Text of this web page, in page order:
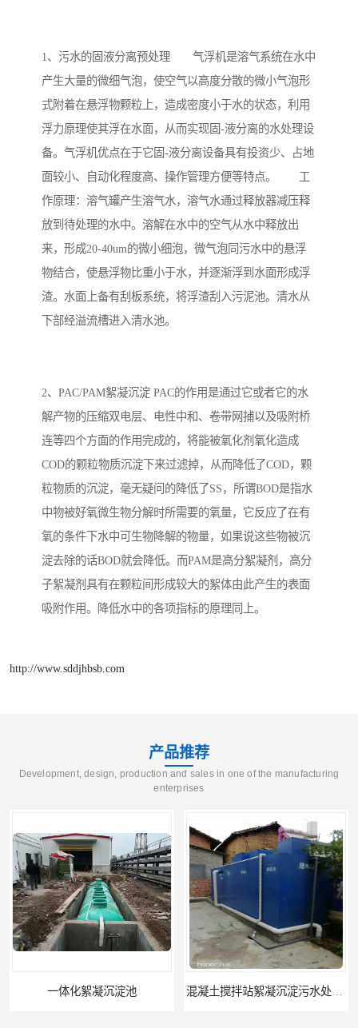
1、污水的固液分离预处理 气浮机是溶气系统在水中
产生大量的微细气泡，使空气以高度分散的微小气泡形
式附着在悬浮物颗粒上，造成密度小于水的状态，利用
浮力原理使其浮在水面，从而实现固-液分离的水处理设
备。气浮机优点在于它固-液分离设备具有投资少、占地
面较小、自动化程度高、操作管理方便等特点。 工
作原理：溶气罐产生溶气水，溶气水通过释放器减压释
放到待处理的水中。溶解在水中的空气从水中释放出
来，形成20-40um的微小细泡，微气泡同污水中的悬浮
物结合，使悬浮物比重小于水，并逐渐浮到水面形成浮
渣。水面上备有刮板系统，将浮渣刮入污泥池。清水从
下部经溢流槽进入清水池。
2、PAC/PAM絮凝沉淀 PAC的作用是通过它或者它的水
解产物的压缩双电层、电性中和、卷带网捕以及吸附桥
连等四个方面的作用完成的，将能被氧化剂氧化造成
COD的颗粒物质沉淀下来过滤掉，从而降低了COD，颗
粒物质的沉淀，毫无疑问的降低了SS，所谓BOD是指水
中物被好氧微生物分解时所需要的氧量，它反应了在有
氧的条件下水中可生物降解的物量，如果说这些物被沉
淀去除的话BOD就会降低。而PAM是高分絮凝剂，高分
子絮凝剂具有在颗粒间形成较大的絮体由此产生的表面
吸附作用。降低水中的各项指标的原理同上。
http://www.sddjhbsb.com
产品推荐
Development, design, production and sales in one of the manufacturing
enterprises
一体化絮凝沉淀池
淀粉污水处理设备 塑料污水处理设备
净水设备反渗透 奶制品加工污水处理设备
喷漆污水处理设备 污水处理设备设备生产厂
家
屠宰场一体化污水处设备
生产厂家
餐厨垃圾污水处理设备
洗车污水处理设备 变电站污水处理设备
熟食厂污水处理设备 美容院一体化污水处理设
农村生活污水处理设备 玻璃钢污水处理设备
疗养院污水处理设备 屠宰场污水处理
生活污水处理设备 医疗污水处理设备
风景区生活一体化设备 纺织印染废水
豆制品污水